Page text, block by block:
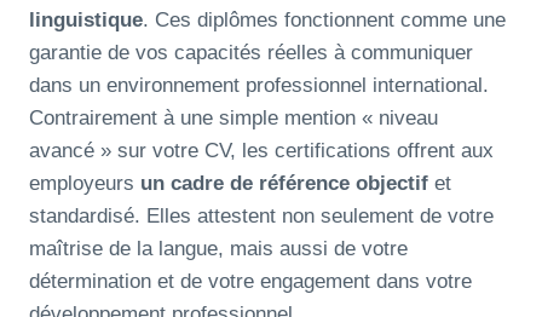
linguistique. Ces diplômes fonctionnent comme une
garantie de vos capacités réelles à communiquer
dans un environnement professionnel international.
Contrairement à une simple mention « niveau
avancé » sur votre CV, les certifications offrent aux
employeurs un cadre de référence objectif et
standardisé. Elles attestent non seulement de votre
maîtrise de la langue, mais aussi de votre
détermination et de votre engagement dans votre